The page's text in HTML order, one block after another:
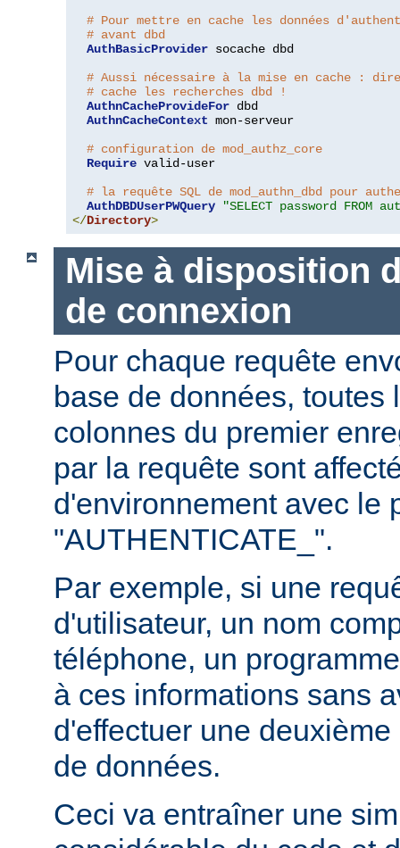
# Pour mettre en cache les données
# avant dbd
AuthBasicProvider socache dbd
# Aussi nécessaire à la mise en cache :
# cache les recherches dbd !
AuthnCacheProvideFor dbd
AuthnCacheContext mon-serveur
# configuration de mod_authz_core
Require valid-user
# la requête SQL de mod_authn_dbd pour
AuthDBDUserPWQuery
"SELECT password FROM
</Directory>
Mise à disposition
de connexion
Pour chaque requête
base de données, toutes
colonnes du premier
par la requête sont
d'environnement avec le
"AUTHENTICATE_".
Par exemple, si une
d'utilisateur, un nom
téléphone, un
à ces informations sans
d'effectuer une
de données.
Ceci va entraîner une